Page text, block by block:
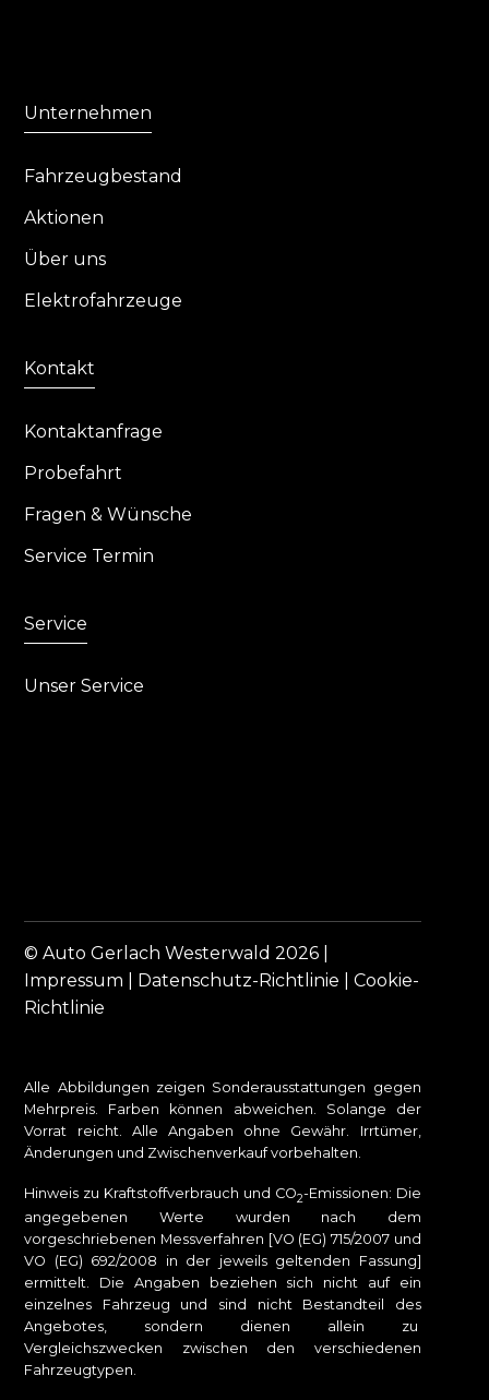
Unternehmen
Fahrzeugbestand
Aktionen
Über uns
Elektrofahrzeuge
Kontakt
Kontaktanfrage
Probefahrt
Fragen & Wünsche
Service Termin
Service
Unser Service
© Auto Gerlach Westerwald 2026 |
Impressum
Datenschutz-Richtlinie |Cookie-
Richtlinie
Alle Abbildungen zeigen Sonderausstattungen gegen
Mehrpreis. Farben können abweichen. Solange der
Vorrat reicht. Alle Angaben ohne Gewähr. Irrtümer,
Änderungen und Zwischenverkauf vorbehalten.
Hinweis zu Kraftstoffverbrauch und CO2-Emissionen: Die
angegebenen Werte wurden nach dem
vorgeschriebenen Messverfahren [VO (EG) 715/2007 und
VO (EG) 692/2008 in der jeweils geltenden Fassung]
ermittelt. Die Angaben beziehen sich nicht auf ein
einzelnes Fahrzeug und sind nicht Bestandteil des
Angebotes, sondern dienen allein zu
Vergleichszwecken zwischen den verschiedenen
Fahrzeugtypen.